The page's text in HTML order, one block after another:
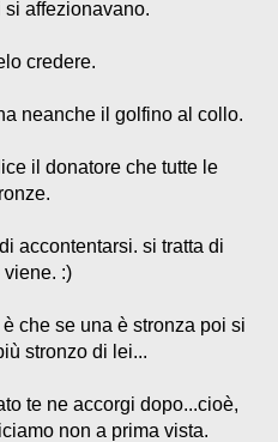
si affezionavano.
credere.
neanche il golfino al collo.
il donatore che tutte le
accontentarsi. si tratta di
:)
che se una è stronza poi si
stronzo di lei...
te ne accorgi dopo...cioè,
non a prima vista.